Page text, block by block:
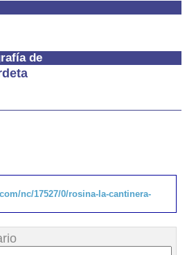
de
nc/17527/0/rosina-la-cantinera-